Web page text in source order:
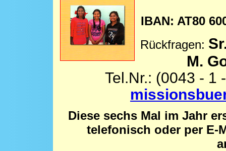
IBAN: AT80
Rückfragen:
M.
Tel.Nr.: (0043 - 1
Diese sechs Mal im Jahr
telefonisch oder per E-